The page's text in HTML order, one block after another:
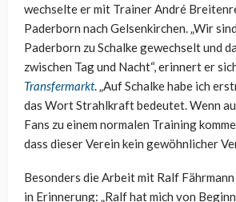
wechselte er mit Trainer André
Paderborn nach Gelsenkirchen. „Wir
Paderborn zu Schalke gewechselt und
zwischen Tag und Nacht“, erinnert er
Transfermarkt. „Auf Schalke habe ich
das Wort Strahlkraft bedeutet. Wenn
Fans zu einem normalen Training
dass dieser Verein kein gewöhnlicher
Besonders die Arbeit mit Ralf
in Erinnerung: „Ralf hat mich von